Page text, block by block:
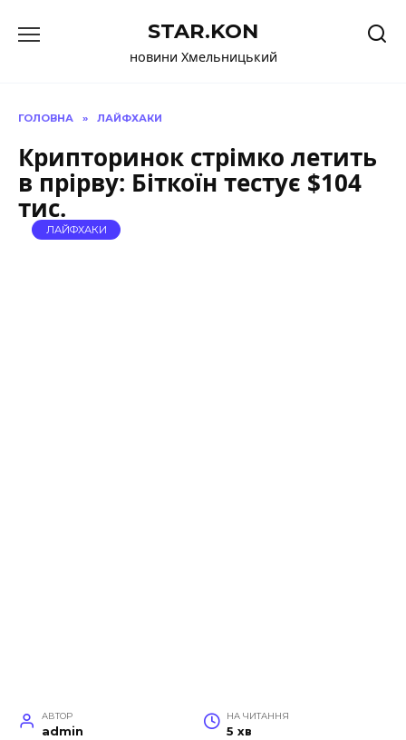
до
STAR.KON
новини Хмельницький
ГОЛОВНА » ЛАЙФХАКИ
Крипторинок стрімко летить
в прірву: Біткоїн тестує $104
тис.
ЛАЙФХАКИ
АВТОР
admin
НА ЧИТАННЯ
5 хв